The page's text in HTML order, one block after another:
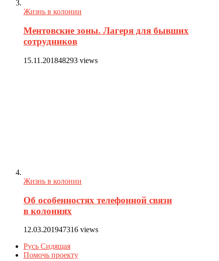
Жизнь в колонии
Ментовские зоны. Лагеря для бывших
сотрудников
15.11.201848293 views
Жизнь в колонии
Об особенностях телефонной связи
в колониях
12.03.201947316 views
Русь Сидящая
Помочь проекту